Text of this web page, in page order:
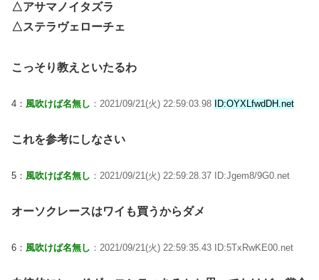
△アサマノイタズラ
△ステラヴェローチェ
こっそり教えといたるわ
4： 風吹けば名無し ：2021/09/21(火) 22:59:03.98 ID:OYXLfwdDH.net
これを参考にしなさい
5： 風吹けば名無し ：2021/09/21(火) 22:59:28.37 ID:Jgem8/9G0.net
オーソクレースはワイも買うからダメ
6： 風吹けば名無し ：2021/09/21(火) 22:59:35.43 ID:5TxRwKE00.net